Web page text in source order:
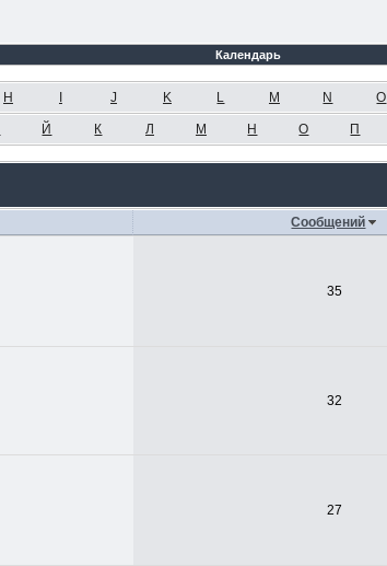
Календарь
H J K L M N O
Й К Л М Н О П
Сообщений
35
32
27